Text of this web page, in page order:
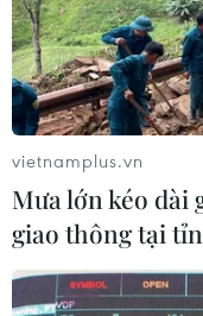
thông
06/08/2026 07:00
TP Hồ Chí Minh:
đường Phạm Văn
sau 20 năm
06/08/2026 06:56
Đầu tư hơn 6.209
vietnamplus.vn
Mưa lớn kéo dài
giao thông tại